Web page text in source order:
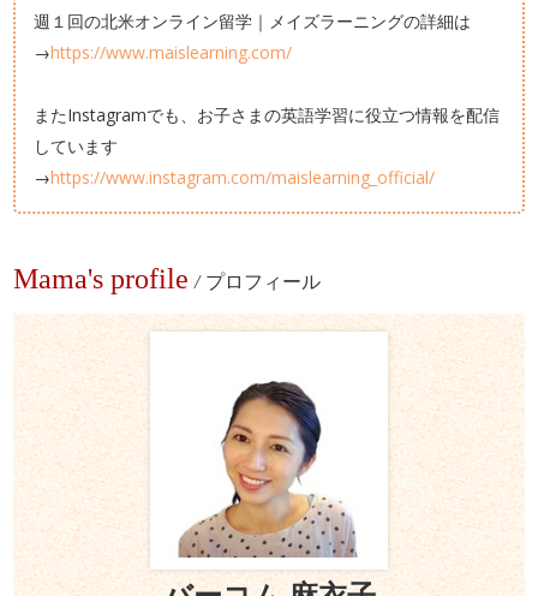
週１回の北米オンライン留学｜メイズラーニングの詳細は
→https://www.maislearning.com/
またInstagramでも、お子さまの英語学習に役立つ情報を配信
しています
→https://www.instagram.com/maislearning_official/
Mama's profile / プロフィール